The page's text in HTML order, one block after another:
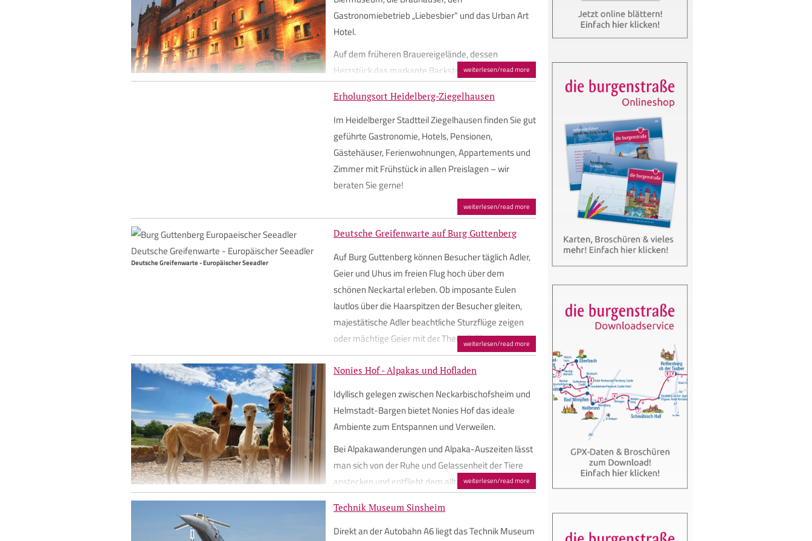
Gastronomiebetrieb „Liebesbier“ und das Urban Art
Hotel.
Auf dem früheren Brauereigelände, dessen
Herzstück das markante Backsteingebäude aus dem
das Brauhandwerk im Laufe von vier Generationen
weiterentwickelt hat. Sie begeben sich auf eine Reise
von den Anfängen der Maisel-Brauerei bis zur
hochmodernen Brauwerkstatt, in der die
Braumeister heute die Maisel & Friends Craftbiere
brauen.
Maisel’s Bier-Erlebnis-Welt
Andreas-Maisel-Weg 1
95445 Bayreuth
Telefon +49 (0) 921 401-234
erleben@maiselandfriends.com
weiterlesen/read more
Erholungsort Heidelberg-Ziegelhausen
Im Heidelberger Stadtteil Ziegelhausen finden Sie gut
geführte Gastronomie, Hotels, Pensionen,
Gästehäuser, Ferienwohnungen, Appartements und
Zimmer mit Frühstück in allen Preislagen – wir
beraten Sie gerne!
Neuenheimer Landstraße 5
69120 Heidelberg
Telefon +49 (0) 6221 5844444
Telefax +49 (0) 6221 5840222
info@heidelberg-marketing.de
www.heidelberg-marketing.de
weiterlesen/read more
Deutsche Greifenwarte - Europäischer Seeadler
Deutsche Greifenwarte auf Burg Guttenberg
Auf Burg Guttenberg können Besucher täglich Adler,
Geier und Uhus im freien Flug hoch über dem
schönen Neckartal erleben. Ob imposante Eulen
lautlos über die Haarspitzen der Besucher gleiten,
majestätische Adler beachtliche Sturzflüge zeigen
oder mächtige Geier mit der Thermik über den
Baumwipfeln kreisen: vor der prächtigen Kulisse der
Burganlage wird jeder Flug zum einmaligen Erlebnis.
Liebevolle und kurzweilige Wissensvermittlung für
Klein und Groß erfolgt durch fachkundiges
"Bodenpersonal". In Kinderprogrammen,
Falknerstunden und beim Managertraining kann
man die Vögel ganz privat erleben.
In den umfangreichen Volierenanlangen der
Deutschen Greifenwarte ermöglichen rund 120
Vögel, Großfotos und Skulpturen einen naturnahen
Einblick in die faszinierende Welt der Greifvögel.
weiterlesen/read more
die Alpakas Bambi, Flocke und Balou
Nonies Hof - Alpakas und Hofladen
Idyllisch gelegen zwischen Neckarbischofsheim und
Helmstadt-Bargen bietet Nonies Hof das ideale
Ambiente zum Entspannen und Verweilen.
Bei Alpakawanderungen und Alpaka-Auszeiten lässt
man sich von der Ruhe und Gelassenheit der Tiere
anstecken und entflieht dem alltäglichen Stress. Im
Hofbewohnern wie Eier von glücklichen
Freilandhühnern, Honig von eigenen Bienen und
weiterlesen/read more
Technik Museum Sinsheim
Direkt an der Autobahn A6 liegt das Technik Museum